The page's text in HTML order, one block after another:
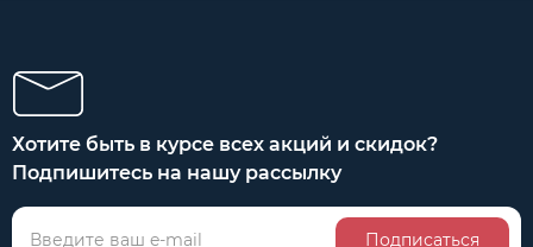
Хотите быть в курсе всех акций и скидок?
Подпишитесь на нашу рассылку
Подписаться